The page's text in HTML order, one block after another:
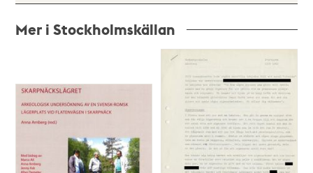
Mer i Stockholmskällan
och
teman